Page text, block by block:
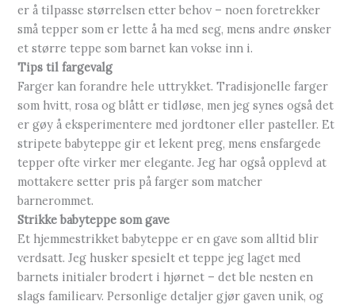
er å tilpasse størrelsen etter behov – noen foretrekker
små tepper som er lette å ha med seg, mens andre ønsker
et større teppe som barnet kan vokse inn i.
Tips til fargevalg
Farger kan forandre hele uttrykket. Tradisjonelle farger
som hvitt, rosa og blått er tidløse, men jeg synes også det
er gøy å eksperimentere med jordtoner eller pasteller. Et
stripete babyteppe gir et lekent preg, mens ensfargede
tepper ofte virker mer elegante. Jeg har også opplevd at
mottakere setter pris på farger som matcher
barnerommet.
Strikke babyteppe som gave
Et hjemmestrikket babyteppe er en gave som alltid blir
verdsatt. Jeg husker spesielt et teppe jeg laget med
barnets initialer brodert i hjørnet – det ble nesten en
slags familiearv. Personlige detaljer gjør gaven unik, og